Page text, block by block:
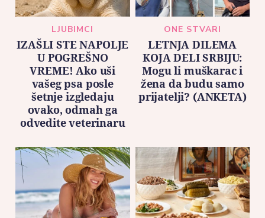
LJUBIMCI
IZAŠLI STE NAPOLJE
U POGREŠNO
VREME! Ako uši
vašeg psa posle
šetnje izgledaju
ovako, odmah ga
odvedite veterinaru
ONE STVARI
LETNJA DILEMA
KOJA DELI SRBIJU:
Mogu li muškarac i
žena da budu samo
prijatelji? (ANKETA)